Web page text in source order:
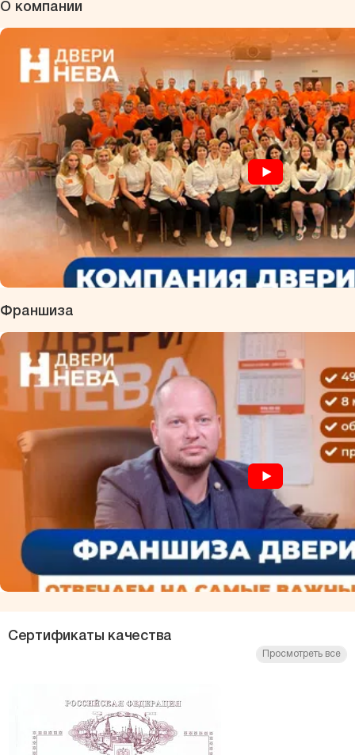
О компании
Франшиза
Сертификаты качества
Просмотреть все